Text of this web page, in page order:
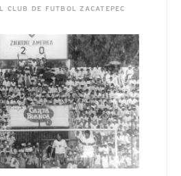
CLUB DE FUTBOL ZACATEPEC